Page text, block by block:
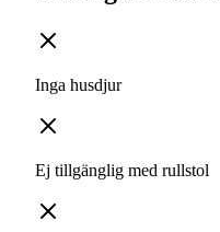
Inga husdjur
Ej tillgänglig med rullstol